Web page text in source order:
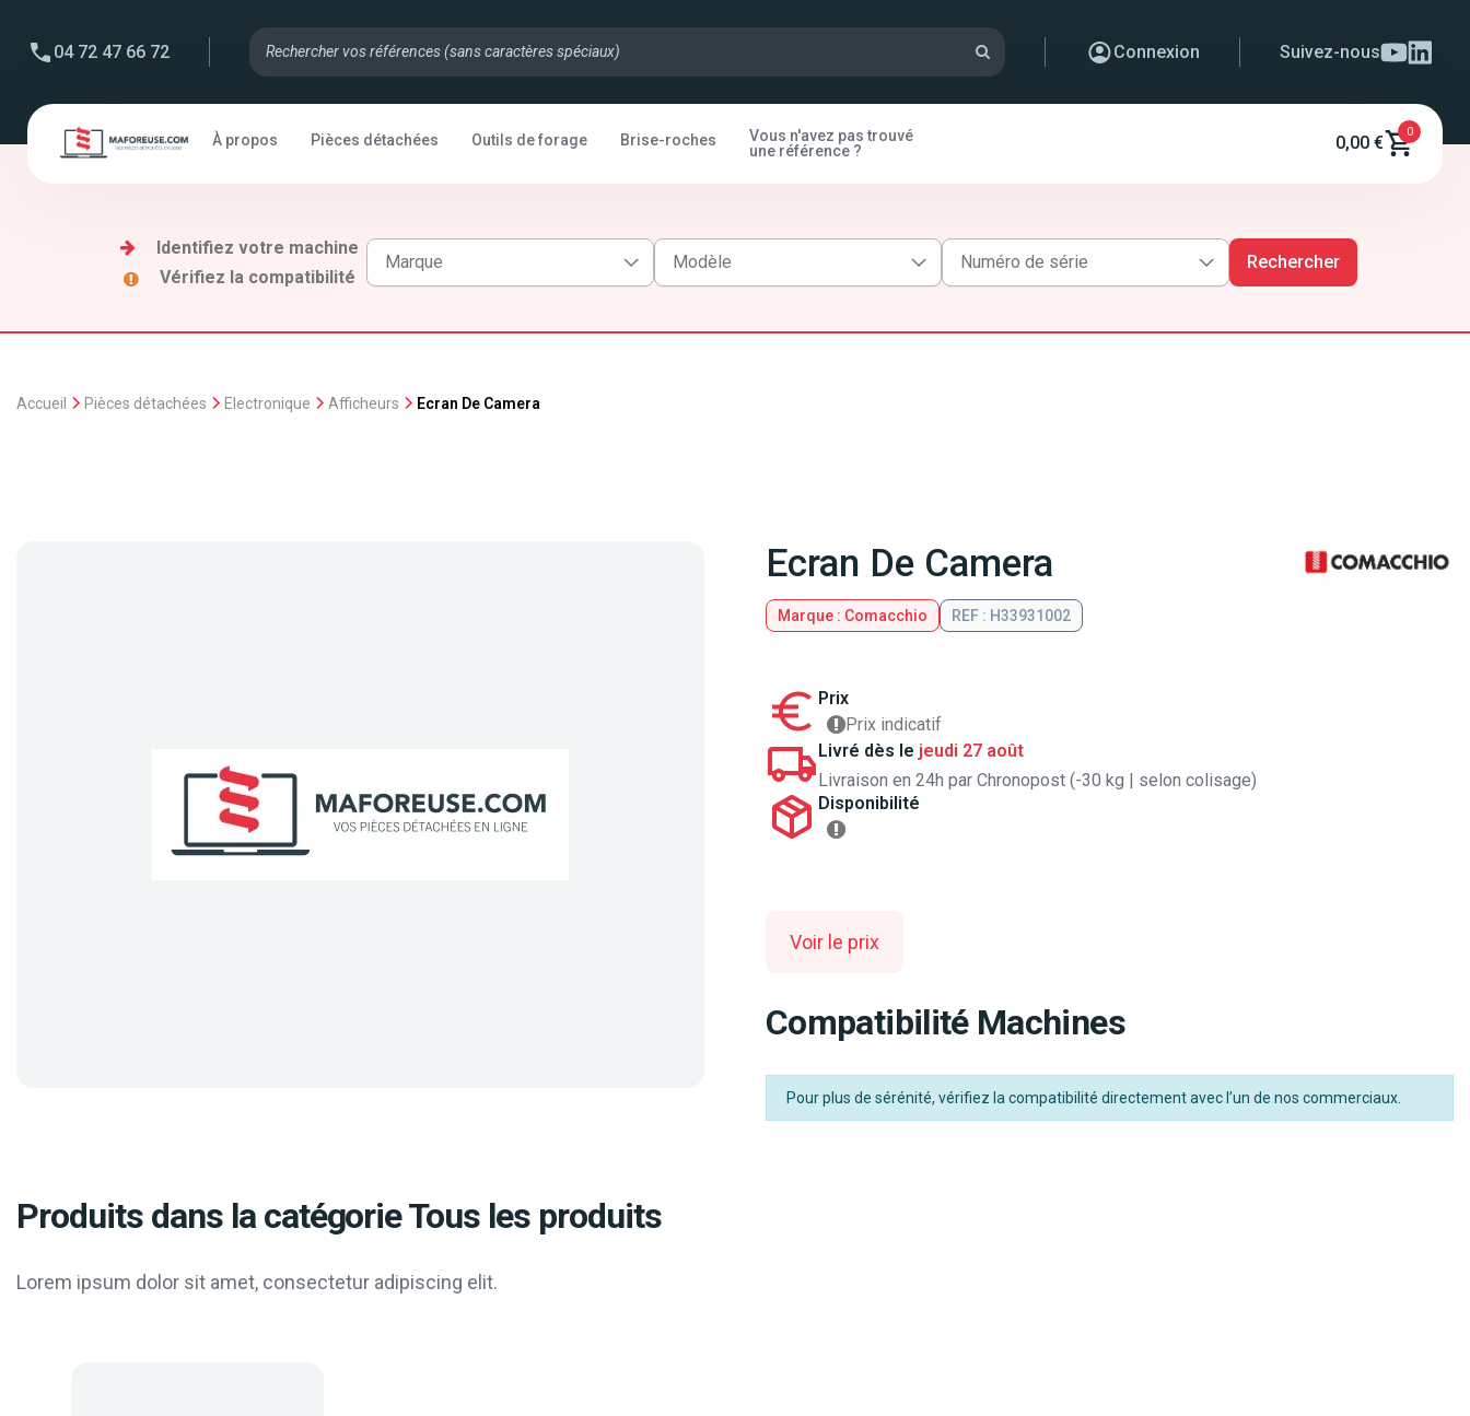
04 72 47 66 72 Connexion Suivez-nous
À propos Pièces détachées Outils de forage Brise-roches
Vous n'avez pas trouvé
une référence ?
0,00 €
0
Identifiez votre machine
Vérifiez la compatibilité
Rechercher
Accueil Pièces détachées Electronique Afficheurs Ecran De Camera
Ecran De Camera
Marque : Comacchio REF : H33931002
Prix
Prix indicatif
Livré dès le jeudi 27 août
Livraison en 24h par Chronopost (-30 kg | selon colisage)
Disponibilité
Voir le prix
Compatibilité Machines
Pour plus de sérénité, vérifiez la compatibilité directement avec l’un de nos commerciaux.
Produits dans la catégorie Tous les produits
Lorem ipsum dolor sit amet, consectetur adipiscing elit.